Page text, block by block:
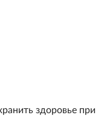
здоровье при